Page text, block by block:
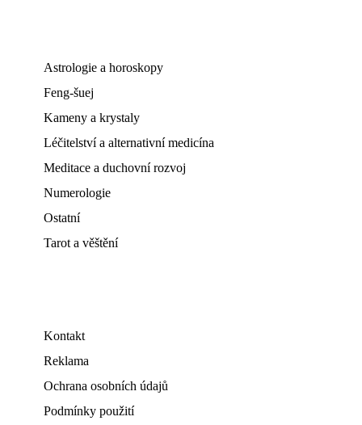
Astrologie a horoskopy
Feng-šuej
Kameny a krystaly
Léčitelství a alternativní medicína
Meditace a duchovní rozvoj
Numerologie
Ostatní
Tarot a věštění
Kontakt
Reklama
Ochrana osobních údajů
Podmínky použití